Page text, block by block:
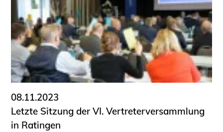
08.11.2023
Letzte Sitzung der VI. Vertreterversammlung
in Ratingen